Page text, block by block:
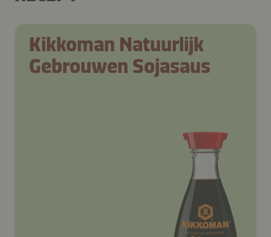
Kikkoman Natuurlijk
Gebrouwen Sojasaus